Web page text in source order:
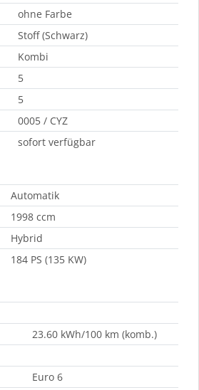
ohne Farbe
Stoff (Schwarz)
Kombi
5
5
0005 / CYZ
sofort verfügbar
Automatik
1998 ccm
Hybrid
184 PS (135 KW)
23.60 kWh/100 km (komb.)
Euro 6